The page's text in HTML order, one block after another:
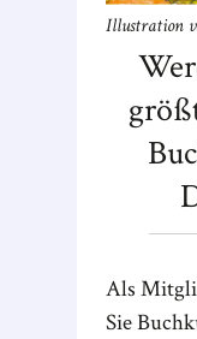
Als
Sie
Illustration